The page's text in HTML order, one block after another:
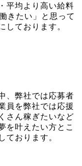
平均より高い給料
きたい」と思って
しております。
、弊社では応募者
員を弊社では応援
さん稼ぎたいなど
を叶えたい方とこ
ております。